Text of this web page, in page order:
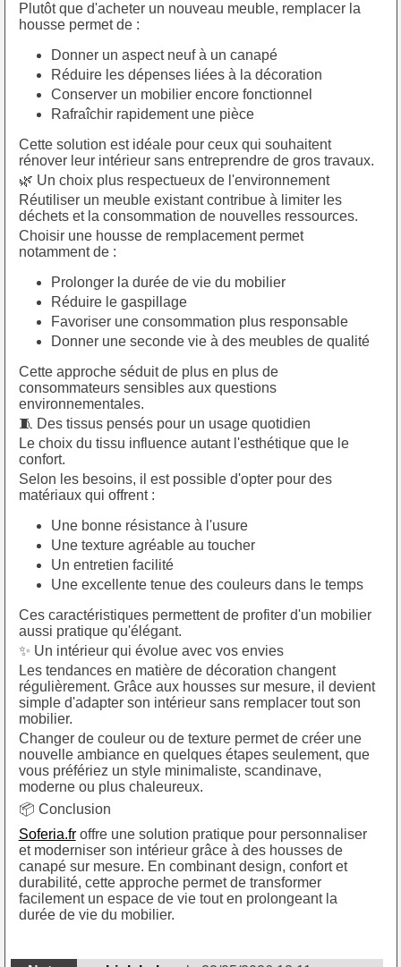
Plutôt que d'acheter un nouveau meuble, remplacer la
housse permet de :
Donner un aspect neuf à un canapé
Réduire les dépenses liées à la décoration
Conserver un mobilier encore fonctionnel
Rafraîchir rapidement une pièce
Cette solution est idéale pour ceux qui souhaitent
rénover leur intérieur sans entreprendre de gros travaux.
🌿 Un choix plus respectueux de l'environnement
Réutiliser un meuble existant contribue à limiter les
déchets et la consommation de nouvelles ressources.
Choisir une housse de remplacement permet
notamment de :
Prolonger la durée de vie du mobilier
Réduire le gaspillage
Favoriser une consommation plus responsable
Donner une seconde vie à des meubles de qualité
Cette approche séduit de plus en plus de
consommateurs sensibles aux questions
environnementales.
🧵 Des tissus pensés pour un usage quotidien
Le choix du tissu influence autant l'esthétique que le
confort.
Selon les besoins, il est possible d'opter pour des
matériaux qui offrent :
Une bonne résistance à l'usure
Une texture agréable au toucher
Un entretien facilité
Une excellente tenue des couleurs dans le temps
Ces caractéristiques permettent de profiter d'un mobilier
aussi pratique qu'élégant.
✨ Un intérieur qui évolue avec vos envies
Les tendances en matière de décoration changent
régulièrement. Grâce aux housses sur mesure, il devient
simple d'adapter son intérieur sans remplacer tout son
mobilier.
Changer de couleur ou de texture permet de créer une
nouvelle ambiance en quelques étapes seulement, que
vous préfériez un style minimaliste, scandinave,
moderne ou plus chaleureux.
📦 Conclusion
Soferia.froffre une solution pratique pour personnaliser
et moderniser son intérieur grâce à des housses de
canapé sur mesure. En combinant design, confort et
durabilité, cette approche permet de transformer
facilement un espace de vie tout en prolongeant la
durée de vie du mobilier.